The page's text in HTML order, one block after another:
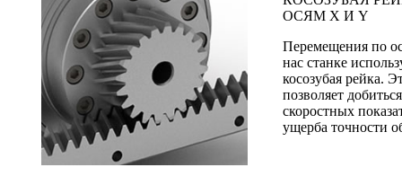
ОСЯМ Х И Y
Перемещения по
нас станке
косозубая рейка.
позволяет
скоростных
ущерба точности